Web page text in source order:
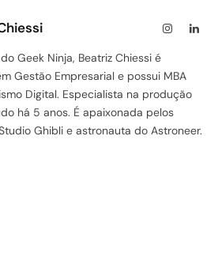
Instagram
Geek Ninja, Beatriz Chiessi é
Gestão Empresarial e possui MBA
Digital. Especialista na produção
há 5 anos. É apaixonada pelos
Ghibli e astronauta do Astroneer.